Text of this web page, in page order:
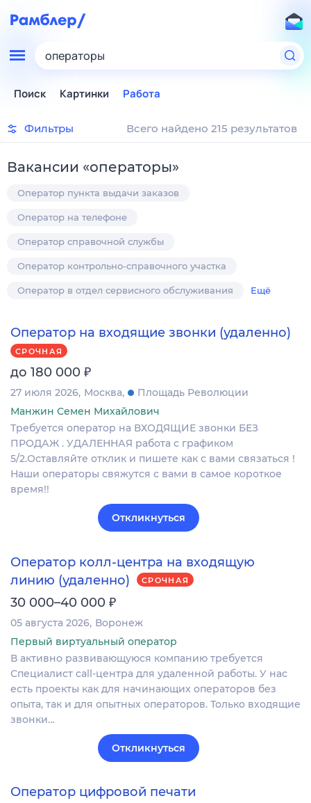
операторы
Поиск Картинки Работа
Фильтры Всего найдено 215 результатов
Вакансии «операторы»
Оператор пункта выдачи заказов
Оператор на телефоне
Оператор справочной службы
Оператор контрольно-справочного участка
Оператор в отдел сервисного обслуживания Ещё
Оператор на входящие звонки (удаленно)
СРОЧНАЯ
до 180 000 ₽
27 июля 2026 Москва
Площадь Революции
Манжин Семен Михайлович
Требуется оператор на ВХОДЯЩИЕ звонки БЕЗ
ПРОДАЖ . УДАЛЕННАЯ работа с графиком
5/2.Оставляйте отклик и пишете как с вами связаться !
Наши операторы свяжутся с вами в самое короткое
время!!
Откликнуться
Оператор колл-центра на входящую
линию (удаленно)
СРОЧНАЯ
30 000–40 000 ₽
05 августа 2026 Воронеж
Первый виртуальный оператор
В активно развивающуюся компанию требуется
Специалист call-центра для удаленной работы. У нас
есть проекты как для начинающих операторов без
опыта, так и для опытных операторов. Только входящие
звонки…
Откликнуться
Оператор цифровой печати